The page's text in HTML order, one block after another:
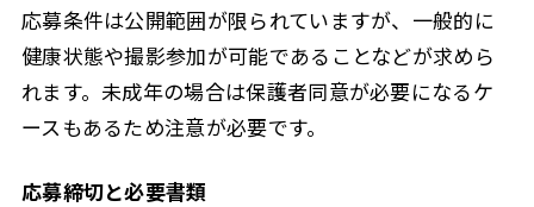
応募条件は公開範囲が限られていますが、一般的に
健康状態や撮影参加が可能であることなどが求めら
れます。未成年の場合は保護者同意が必要になるケ
ースもあるため注意が必要です。
応募締切と必要書類